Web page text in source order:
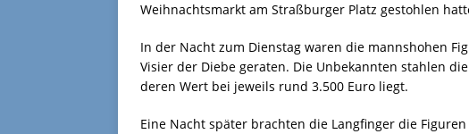
Weihnachtsmarkt am Straßburger Platz gestohlen
In der Nacht zum Dienstag waren die mannshohen
Visier der Diebe geraten. Die Unbekannten stahlen
deren Wert bei jeweils rund 3.500 Euro liegt.
Eine Nacht später brachten die Langfinger die